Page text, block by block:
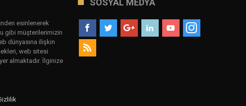
esinlenerek
gibi müşterilerimizin
dünyasına ilişkin
web sitesi
almaktadır. İlginize
SOSYAL MEDYA